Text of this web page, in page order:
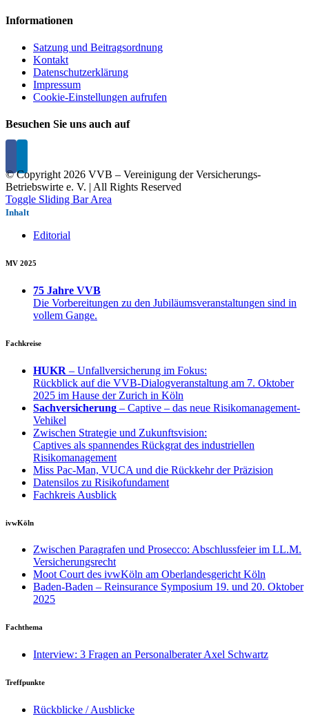
Informationen
Satzung und Beitragsordnung
Kontakt
Datenschutzerklärung
Impressum
Cookie-Einstellungen aufrufen
Besuchen Sie uns auch auf
© Copyright 2026 VVB – Vereinigung der Versicherungs-
Betriebswirte e. V. | All Rights Reserved
Toggle Sliding Bar Area
Inhalt
Editorial
MV 2025
75 Jahre VVB
Die Vorbereitungen zu den Jubiläumsveranstaltungen sind in
vollem Gange.
Fachkreise
HUKR – Unfallversicherung im Fokus:
Rückblick auf die VVB-Dialogveranstaltung am 7. Oktober
2025 im Hause der Zurich in Köln
Sachversicherung – Captive – das neue Risikomanagement-
Vehikel
Zwischen Strategie und Zukunftsvision:
Captives als spannendes Rückgrat des industriellen
Risikomanagement
Miss Pac-Man, VUCA und die Rückkehr der Präzision
Datensilos zu Risikofundament
Fachkreis Ausblick
ivwKöln
Zwischen Paragrafen und Prosecco: Abschlussfeier im LL.M.
Versicherungsrecht
Moot Court des ivwKöln am Oberlandesgericht Köln
Baden-Baden – Reinsurance Symposium 19. und 20. Oktober
2025
Fachthema
Interview: 3 Fragen an Personalberater Axel Schwartz
Treffpunkte
Rückblicke / Ausblicke